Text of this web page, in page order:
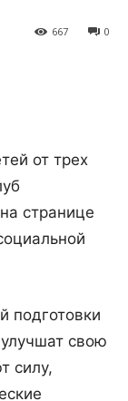
0
667
от трех
странице
подготовки
свою
силу,